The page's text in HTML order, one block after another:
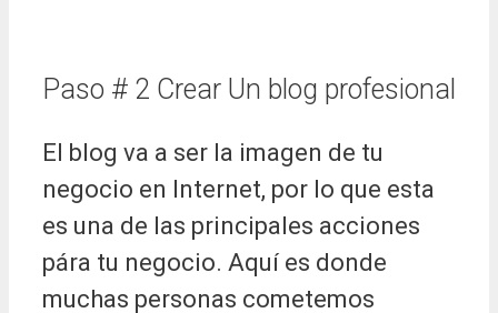
Paso # 2 Crear Un blog profesional
El blog va a ser la imagen de tu
negocio en Internet, por lo que esta
es una de las principales acciones
pára tu negocio. Aquí es donde
muchas personas cometemos